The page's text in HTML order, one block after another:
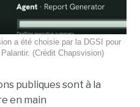
a été choisie par la DGSI pour
(Crédit Chapsvision)
publiques sont à la
en main